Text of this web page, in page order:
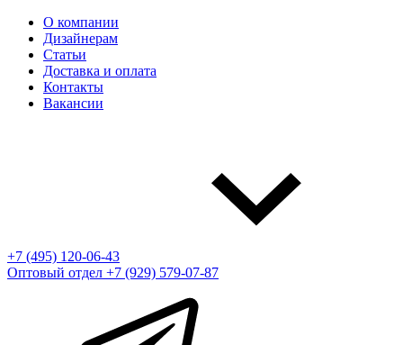
О компании
Дизайнерам
Статьи
Доставка и оплата
Контакты
Вакансии
+7 (495) 120-06-43
Оптовый отдел +7 (929) 579-07-87